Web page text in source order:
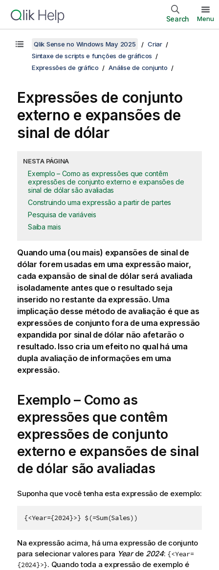
Search Menu
Qlik Sense no Windows May 2025
Criar
Sintaxe de scripts e funções de gráficos
Expressões de gráfico
Análise de conjunto
Expressões de conjunto
externo e expansões de
sinal de dólar
NESTA PÁGINA
Exemplo – Como as expressões que contêm
expressões de conjunto externo e expansões de
sinal de dólar são avaliadas
Construindo uma expressão a partir de partes
Pesquisa de variáveis
Saiba mais
Quando uma (ou mais) expansões de sinal de
dólar forem usadas em uma expressão maior,
cada expansão de sinal de dólar será avaliada
isoladamente antes que o resultado seja
inserido no restante da expressão. Uma
implicação desse método de avaliação é que as
expressões de conjunto fora de uma expressão
expandida por sinal de dólar não afetarão o
resultado. Isso cria um efeito no qual há uma
dupla avaliação de informações em uma
expressão.
Exemplo – Como as
expressões que contêm
expressões de conjunto
externo e expansões de sinal
de dólar são avaliadas
Suponha que você tenha esta expressão de exemplo:
{<Year={2024}>} $(=Sum(Sales))
Na expressão acima, há uma expressão de conjunto
para selecionar valores para Yearde 2024: {<Year=
{2024}>}. Quando toda a expressão de exemplo é